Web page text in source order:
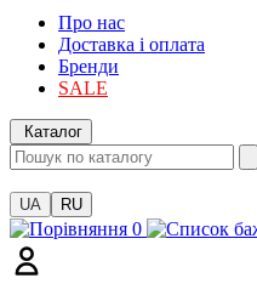
Про нас
Доставка і оплата
Бренди
SALE
Каталог
UA RU
0